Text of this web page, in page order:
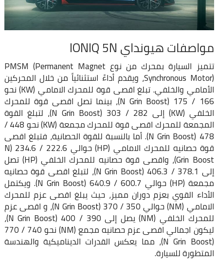
مواصفات هيونداي IONIQ 5N
تتميز السيارة بمحرك من نوع PMSM (Permanent Magnet
Synchronous Motor)، ويقدم أداءً استثنائياً من خلال المحركين
الأمامي والخلفي. تبلغ اقصى قوة للمحرك الامامي (KW) نحو
166 / 175 (N Grin Boost)، بينما تصل اقصى قوة للمحرك
الخلفي (KW) إلى 282 / 303 (N Grin Boost)، لتبلغ القوة
المجمعة للمحرك اقصى قوة للمحرك مجمعة (KW) نحو 448 /
478 (N Grin Boost). أما بالنسبة للقوة الحصانية، فتبلغ اقصى
قوة حصانيه للمحرك الامامي (HP) حوالي 222.6 / 234.6 (N
Grin Boost)، واقصى قوة حصانيه للمحرك الخلفي (HP) تصل
إلى 378.1 / 406.3 (N Grin Boost)، لتبلغ اقصى قوة حصانيه
مجمعة (HP) حوالي 600.7 / 640.9 (N Grin Boost). ويكتمل
الأداء القوي بعزم دوران مميز، حيث يبلغ اقصى عزم للمحرك
الامامي (NM) حوالي 350 / 370 (N Grin Boost)، و اقصى عزم
للمحرك الخلفي (NM) يصل إلى 390 / 400 (N Grin Boost)،
ليكون اجمالي اقصى عزم حصانيه مجمع (NM) نحو 740 / 770
(N Grin Boost)، مما يعكس القدرات الديناميكية والهندسة
المتطورة للسيارة.